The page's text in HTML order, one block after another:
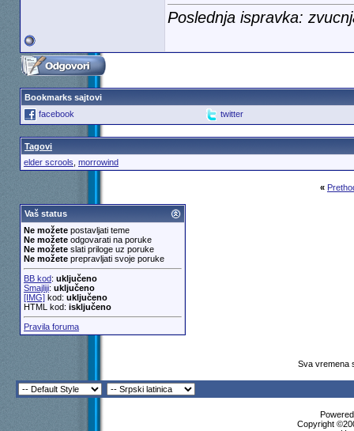
Poslednja ispravka:
Bookmarks sajtovi
facebook
twitter
Tagovi
elder scrools morrowind
«
Vaš status
Ne možetepostavljati teme
Ne možeteodgovarati na poruke
Ne možeteslati priloge uz poruke
Ne možeteprepravljati svoje poruke
BB kod: uključeno
Smajliji: uključeno
[IMG]kod: uključeno
HTML kod: isključeno
Pravila foruma
Sva vremena
Copyright